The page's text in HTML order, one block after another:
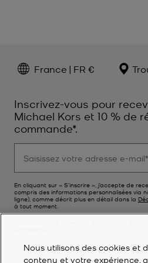
France | FR €
Inscrivez-vous pour
Michael Kors et 10 % de
commande*.
En cliquant sur « S’inscrire », j’accepte de
compris des informations personnalisées via
ligne), comme décrit plus en détail dans la
à tout moment.
Nous utilisons des cookies et
contenu et votre expérience,